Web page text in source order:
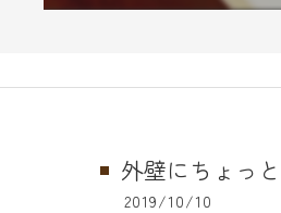
外壁にちょっ
2019/10/10